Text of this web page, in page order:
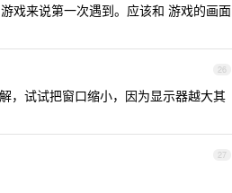
戏来说第一次遇到。应该和 游戏的画面
26
，试试把窗口缩小，因为显示器越大其
27